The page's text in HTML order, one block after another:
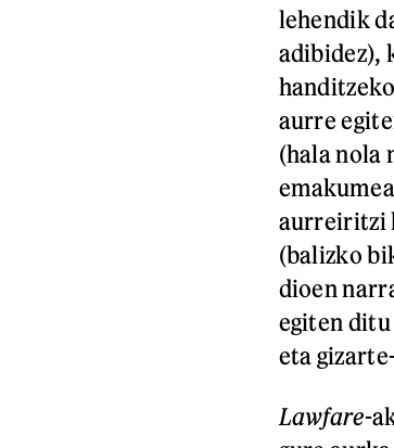
lehendik
adibidez),
aurre
(hala nola
aurreiritzi
(balizko
dioen
egiten
eta
Lawfare-